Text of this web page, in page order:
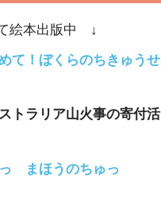
絵本出版中 ↓
て！ぼくらのちきゅうせ
トラリア山火事の寄付活
まほうのちゅっ